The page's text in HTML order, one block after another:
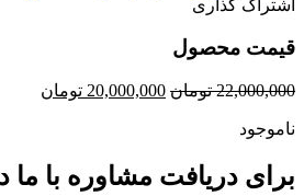
اشتراک گذاری
قیمت محصول
22,000,000 تومان قیمت
20,000,000 تومان
ناموجود
برای دریافت مشاوره با ما